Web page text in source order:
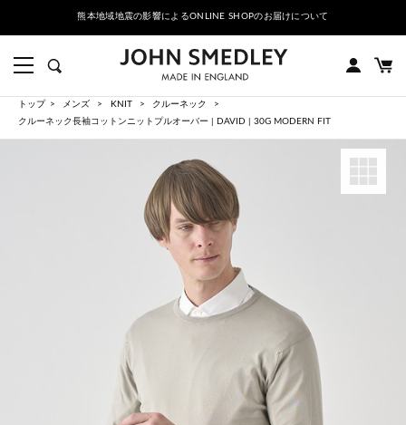
熊本地域地震の影響によるONLINE SHOPのお届けについて
トップ メンズ KNIT
クルーネック
クルーネック長袖コットンニットプルオーバー | DAVID | 30G MODERN FIT